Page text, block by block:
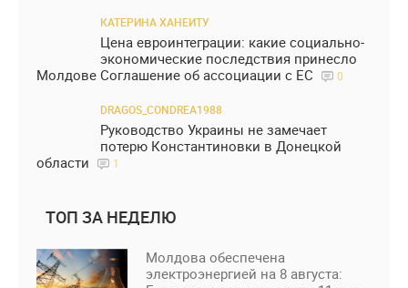
КАТЕРИНА ХАНЕИТУ
Цена евроинтеграции: какие социально-
экономические последствия принесло
Молдове Соглашение об ассоциации с ЕС
0
DRAGOS_CONDREA1988
Руководство Украины не замечает
потерю Константиновки в Донецкой
области
1
ТОП ЗА НЕДЕЛЮ
Молдова обеспечена
электроэнергией на 8 августа: